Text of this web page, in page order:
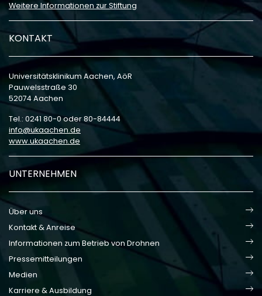
Weitere Informationen zur Stiftung
KONTAKT
Universitätsklinikum Aachen, AöR
Pauwelsstraße 30
52074 Aachen
Tel.: 0241 80-0 oder 80-84444
info
ukaachen de
www.ukaachen.de
UNTERNEHMEN
Über uns
Kontakt & Anreise
Informationen zum Betrieb von Drohnen
Pressemitteilungen
Medien
Karriere & Ausbildung